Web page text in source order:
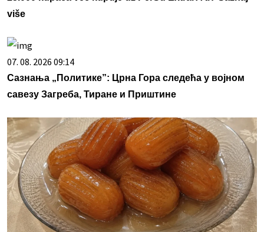
više
07. 08. 2026 09:14
Сазнања „Политике”: Црна Гора следећа у војном
савезу Загреба, Тиране и Приштине